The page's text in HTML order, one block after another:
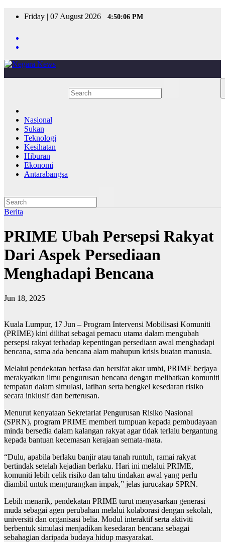
Friday | 07 August 2026 4:50:06 PM
Nasional
Sukan
Teknologi
Kesihatan
Hiburan
Ekonomi
Antarabangsa
Berita
PRIME Ubah Persepsi Rakyat
Dari Aspek Persediaan
Menghadapi Bencana
Jun 18, 2025
Kuala Lumpur, 17 Jun – Program Intervensi Mobilisasi Komuniti
(PRIME) kini dilihat sebagai pemacu utama dalam mengubah
persepsi rakyat terhadap kepentingan persediaan awal menghadapi
bencana, sama ada bencana alam mahupun krisis buatan manusia.
Melalui pendekatan berfasa dan bersifat akar umbi, PRIME berjaya
merakyatkan ilmu pengurusan bencana dengan melibatkan komuniti
tempatan dalam simulasi, latihan serta bengkel kesedaran risiko
secara inklusif dan berterusan.
Menurut kenyataan Sekretariat Pengurusan Risiko Nasional
(SPRN), program PRIME memberi tumpuan kepada pembudayaan
minda bersedia dalam kalangan rakyat agar tidak terlalu bergantung
kepada bantuan kecemasan kerajaan semata-mata.
“Dulu, apabila berlaku banjir atau tanah runtuh, ramai rakyat
bertindak setelah kejadian berlaku. Hari ini melalui PRIME,
komuniti lebih celik risiko dan tahu tindakan awal yang perlu
diambil untuk mengurangkan impak,” jelas jurucakap SPRN.
Lebih menarik, pendekatan PRIME turut menyasarkan generasi
muda sebagai agen perubahan melalui kolaborasi dengan sekolah,
universiti dan organisasi belia. Modul interaktif serta aktiviti
berbentuk simulasi menjadikan kesedaran bencana sebagai
sebahagian daripada budaya hidup masyarakat.